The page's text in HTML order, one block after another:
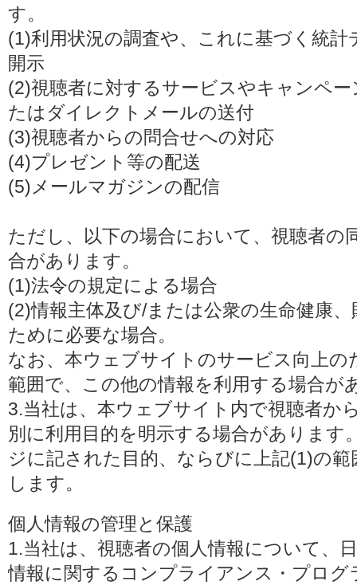
す。
(1)利用状況の調査や、これに基づく統
開示
(2)視聴者に対するサービスやキャンペ
たはダイレクトメールの送付
(3)視聴者からの問合せへの対応
(4)プレゼント等の配送
(5)メールマガジンの配信
ただし、以下の場合において、視聴者の
合があります。
(1)法令の規定による場合
(2)情報主体及び/または公衆の生命健康
ために必要な場合。
なお、本ウェブサイトのサービス向上
範囲で、この他の情報を利用する場合が
3.当社は、本ウェブサイト内で視聴者か
別に利用目的を明示する場合があります
ジに記された目的、ならびに上記(1)の
します。
個人情報の管理と保護
1.当社は、視聴者の個人情報について、
情報に関するコンプライアンス・プロ